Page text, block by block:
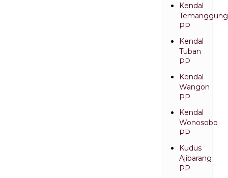
Kendal
Temanggung
PP
Kendal
Tuban
PP
Kendal
Wangon
PP
Kendal
Wonosobo
PP
Kudus
Ajibarang
PP